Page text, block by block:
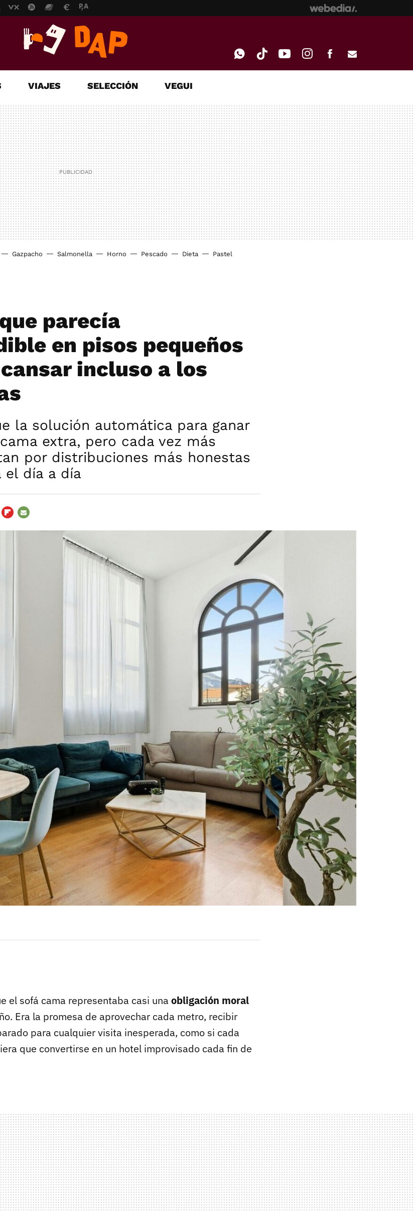
MAIL
VIAJES SELECCIÓN VEGUI
Gazpacho Salmonella Horno Pescado Dieta Pastel
parecía
en pisos pequeños
incluso a los
la solución automática para ganar
extra, pero cada vez más
por distribuciones más honestas
el día a día
el sofá cama representaba casi una obligación moral
Era la promesa de aprovechar cada metro, recibir
para cualquier visita inesperada, como si cada
que convertirse en un hotel improvisado cada fin de